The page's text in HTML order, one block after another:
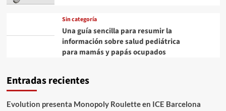
Sin categoría
Una guía sencilla para resumir la
información sobre salud pediátrica
para mamás y papás ocupados
Entradas recientes
Evolution presenta Monopoly Roulette en ICE Barcelona